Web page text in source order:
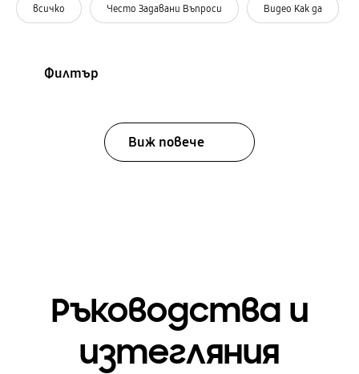
всичко Често Задавани Въпроси Видео Как да
Филтър
Виж повече
Ръководства и
изтегляния